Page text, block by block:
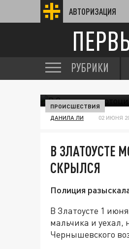
АВТОРИЗАЦИЯ
РУБРИКИ
ПРОИСШЕСТВИЯ
ДАНИЛА ЛИ 02 ИЮНЯ
В ЗЛАТОУСТЕ
СКРЫЛСЯ
Полиция
В Златоусте 1
мальчика и
Чернышевского